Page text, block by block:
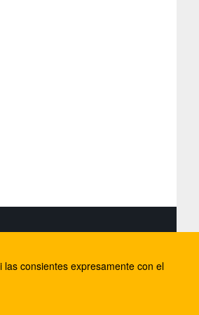
consientes expresamente con el